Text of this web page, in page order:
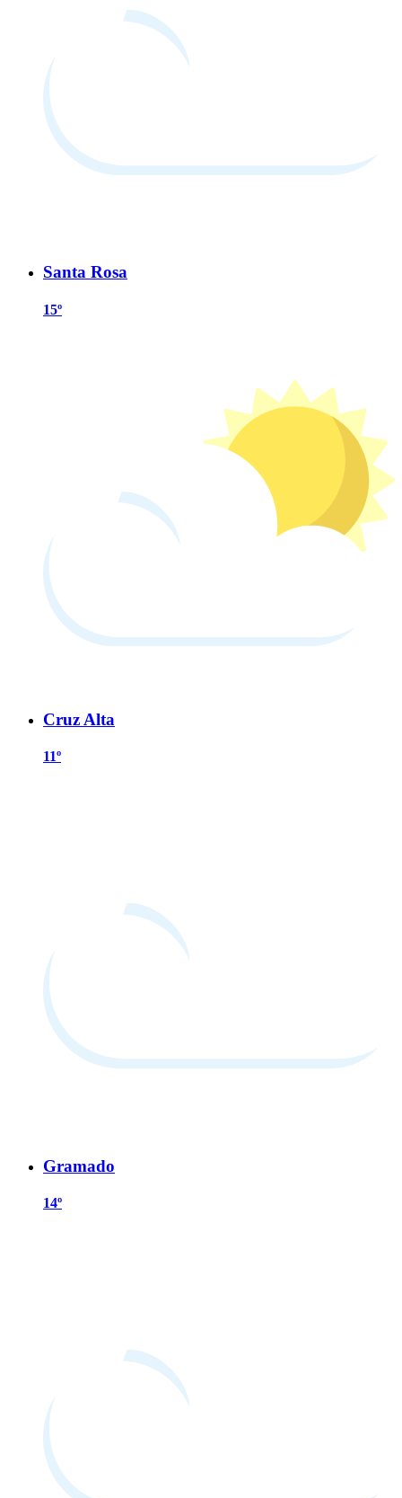
Santa Rosa
15º
Cruz Alta
11º
Gramado
14º